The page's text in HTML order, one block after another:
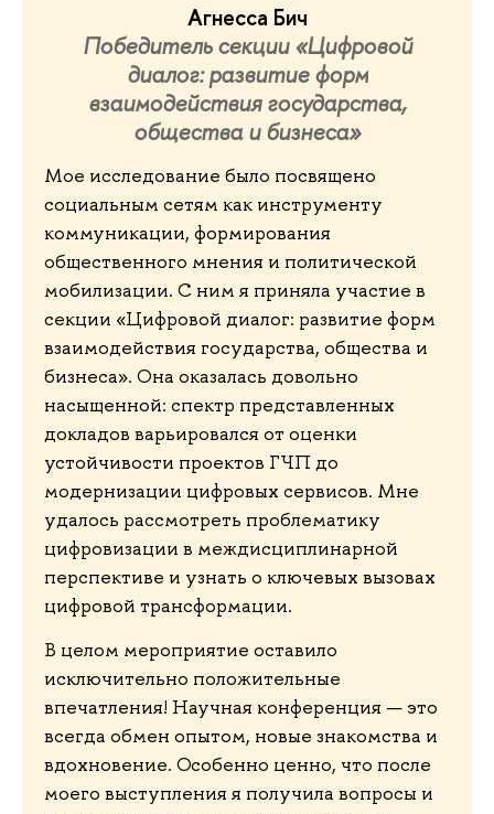
Агнесса Бич
Победитель секции «Цифровой
диалог: развитие форм
взаимодействия государства,
общества и бизнеса»
Мое исследование было посвящено
социальным сетям как инструменту
коммуникации, формирования
общественного мнения и политической
мобилизации. С ним я приняла участие в
секции «Цифровой диалог: развитие форм
взаимодействия государства, общества и
бизнеса». Она оказалась довольно
насыщенной: спектр представленных
докладов варьировался от оценки
устойчивости проектов ГЧП до
модернизации цифровых сервисов. Мне
удалось рассмотреть проблематику
цифровизации в междисциплинарной
перспективе и узнать о ключевых вызовах
цифровой трансформации.
В целом мероприятие оставило
исключительно положительные
впечатления! Научная конференция — это
всегда обмен опытом, новые знакомства и
вдохновение. Особенно ценно, что после
моего выступления я получила вопросы и